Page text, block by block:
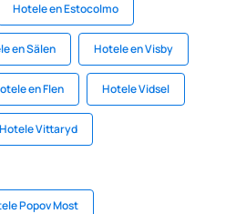
Hotele en Estocolmo
en Sälen Hotele en Visby
en Flen Hotele Vidsel
Hotele Vittaryd
Popov Most